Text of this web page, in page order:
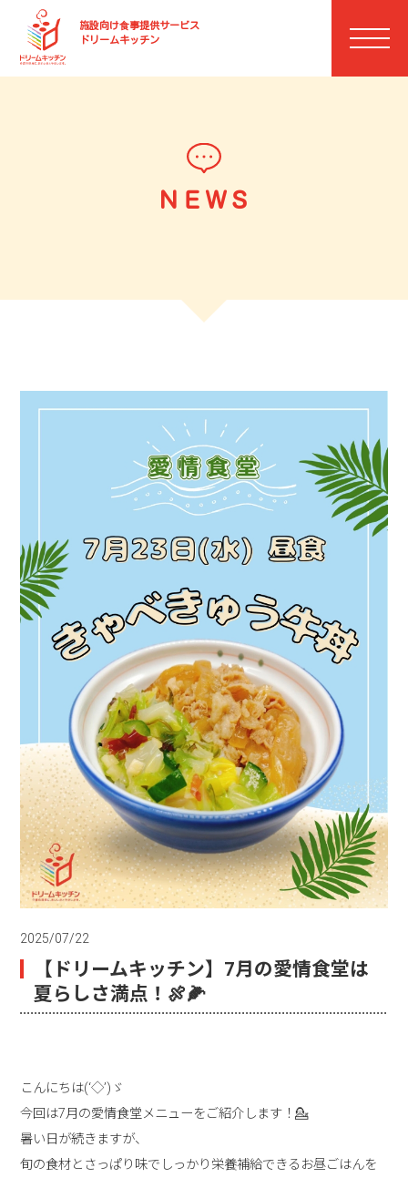
施設向け⾷事提供サービス
ドリームキッチン
ＮＥＷＳ
2025/07/22
【ドリームキッチン】7月の愛情食堂は
夏らしさ満点！🍖🌽
こんにちは(‘◇’)ゞ
今回は7月の愛情食堂メニューをご紹介します！💁
暑い日が続きますが、
旬の食材とさっぱり味でしっかり栄養補給できるお昼ごはんを